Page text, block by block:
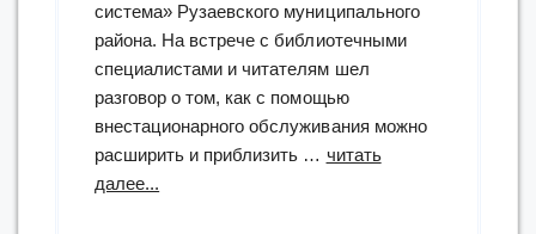
система» Рузаевского муниципального
района. На встрече с библиотечными
специалистами и читателям шел
разговор о том, как с помощью
внестационарного обслуживания можно
расширить и приблизить … читать
далее...